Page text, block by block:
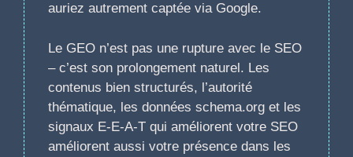
auriez autrement captée via Google.
Le GEO n’est pas une rupture avec le SEO
– c’est son prolongement naturel. Les
contenus bien structurés, l’autorité
thématique, les données schema.org et les
signaux E-E-A-T qui améliorent votre SEO
améliorent aussi votre présence dans les